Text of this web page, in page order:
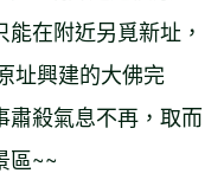
在附近另覓新址，
址興建的大佛完
肅殺氣息不再，取而
區~~